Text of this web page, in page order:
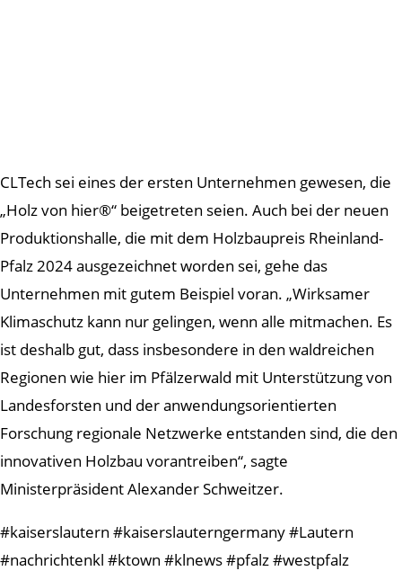
CLTech sei eines der ersten Unternehmen gewesen, die
„Holz von hier®“ beigetreten seien. Auch bei der neuen
Produktionshalle, die mit dem Holzbaupreis Rheinland-
Pfalz 2024 ausgezeichnet worden sei, gehe das
Unternehmen mit gutem Beispiel voran. „Wirksamer
Klimaschutz kann nur gelingen, wenn alle mitmachen. Es
ist deshalb gut, dass insbesondere in den waldreichen
Regionen wie hier im Pfälzerwald mit Unterstützung von
Landesforsten und der anwendungsorientierten
Forschung regionale Netzwerke entstanden sind, die den
innovativen Holzbau vorantreiben“, sagte
Ministerpräsident Alexander Schweitzer.
#kaiserslautern #kaiserslauterngermany #Lautern
#nachrichtenkl #ktown #klnews #pfalz #westpfalz